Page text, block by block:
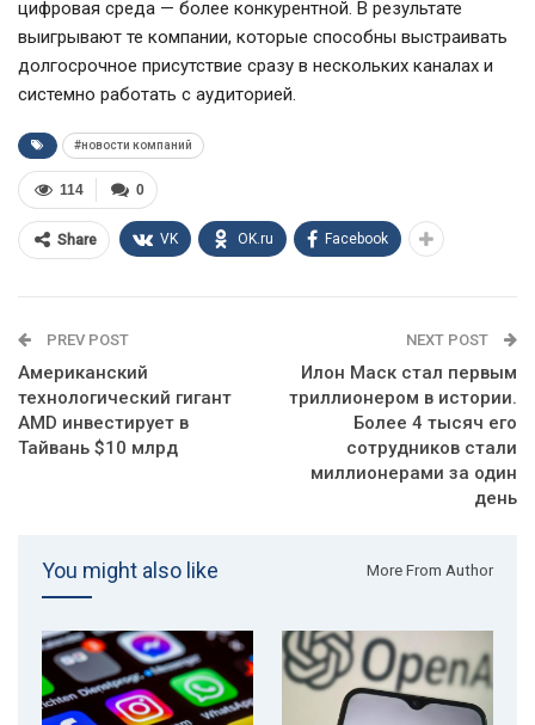
цифровая среда — более конкурентной. В результате
выигрывают те компании, которые способны выстраивать
долгосрочное присутствие сразу в нескольких каналах и
системно работать с аудиторией.
#новости компаний
0
114
Share VK OK.ru Facebook
PREV POST
Американский
технологический гигант
AMD инвестирует в
Тайвань $10 млрд
NEXT POST
Илон Маск стал первым
триллионером в истории.
Более 4 тысяч его
сотрудников стали
миллионерами за один
день
You might also like More From Author